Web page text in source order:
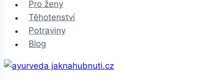
Pro ženy
Těhotenství
Potraviny
Blog